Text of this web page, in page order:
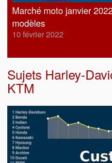
Marché moto janvier
modèles
10 février 2022
Sujets Harley-
KTM